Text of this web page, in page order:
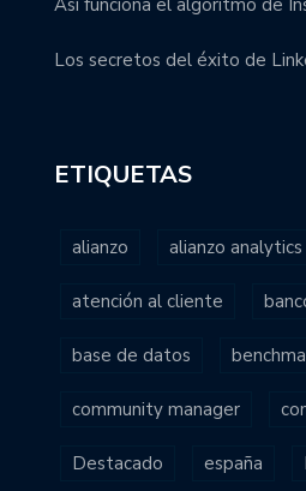
Los secretos del éxito de
ETIQUETAS
alianzo alianzo analytics
atención al cliente
base de datos
community manager
Destacado españa